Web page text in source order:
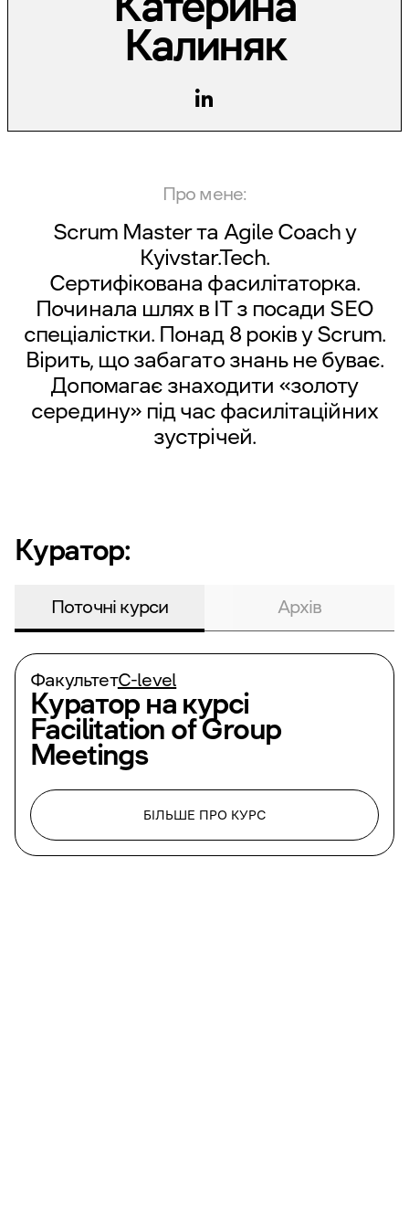
Калиняк
Про мене:
Scrum Master та Agile Coach у
Kyivstar.Tech.
Сертифікована фасилітаторка.
Починала шлях в IT з посади SEO
спеціалістки. Понад 8 років у Scrum.
Вірить, що забагато знань не буває.
Допомагає знаходити «золоту
середину» під час фасилітаційних
зустрічей.
Куратор:
Поточні курси Архів
ФакультетС-level
Куратор на курсі
Facilitation of Group
Meetings
БІЛЬШЕ ПРО КУРС